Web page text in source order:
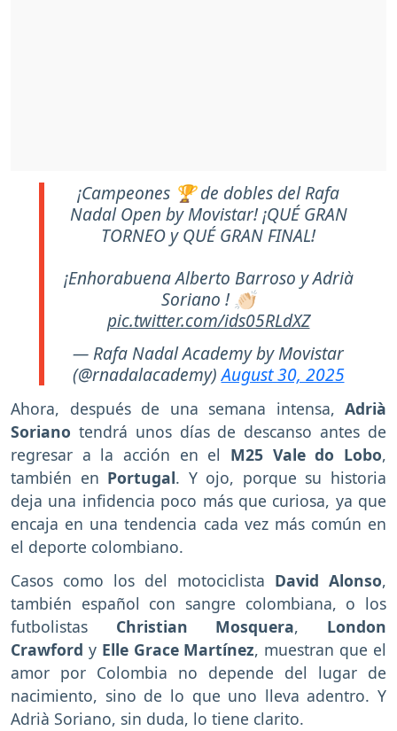
¡Campeones 🏆 de dobles del Rafa
Nadal Open by Movistar! ¡QUÉ GRAN
TORNEO y QUÉ GRAN FINAL!
¡Enhorabuena Alberto Barroso y Adrià
Soriano ! 👏🏻
pic.twitter.com/ids05RLdXZ
— Rafa Nadal Academy by Movistar
(@rnadalacademy)August 30, 2025
Ahora, después de una semana intensa, Adrià
Soriano tendrá unos días de descanso antes de
regresar a la acción en el M25 Vale do Lobo,
también en Portugal. Y ojo, porque su historia
deja una infidencia poco más que curiosa, ya que
encaja en una tendencia cada vez más común en
el deporte colombiano.
Casos como los del motociclista David Alonso,
también español con sangre colombiana, o los
futbolistas Christian Mosquera, London
Crawford y Elle Grace Martínez, muestran que el
amor por Colombia no depende del lugar de
nacimiento, sino de lo que uno lleva adentro. Y
Adrià Soriano, sin duda, lo tiene clarito.